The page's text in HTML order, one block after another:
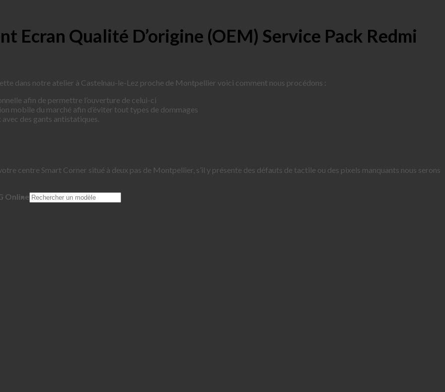
Ecran Qualité D’origine (OEM) Service Pack Redmi
dans notre atelier à Castelnau-le-Lez proche de Montpellier voici comment nous procédons :
afin de permettre l’ouverture de celui-ci
mobile du marché afin d’éviter tout types de dommages
avec des gants antistatiques.
centre Smart Corner situé à deux pas de Montpellier, s’il y présente des défauts de tactile ou des pixels manquants nous serons
Online